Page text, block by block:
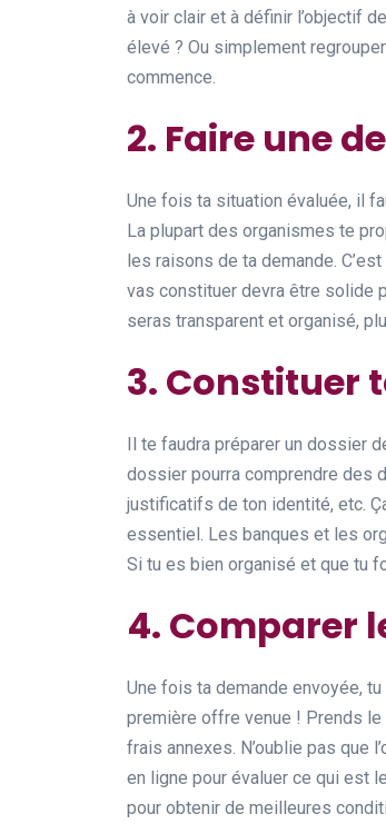
à voir clair et à définir l’objectif
élevé ? Ou simplement
commence.
2. Faire une
Une fois ta situation évaluée, il
La plupart des organismes te
les raisons de ta demande.
vas constituer devra être solide
seras transparent et organisé,
3. Constituer
Il te faudra préparer un dossier
dossier pourra comprendre des
justificatifs de ton identité, etc.
essentiel. Les banques et les
Si tu es bien organisé et que tu
4. Comparer
Une fois ta demande envoyée,
première offre venue ! Prends
frais annexes. N’oublie pas que
en ligne pour évaluer ce qui est
pour obtenir de meilleures